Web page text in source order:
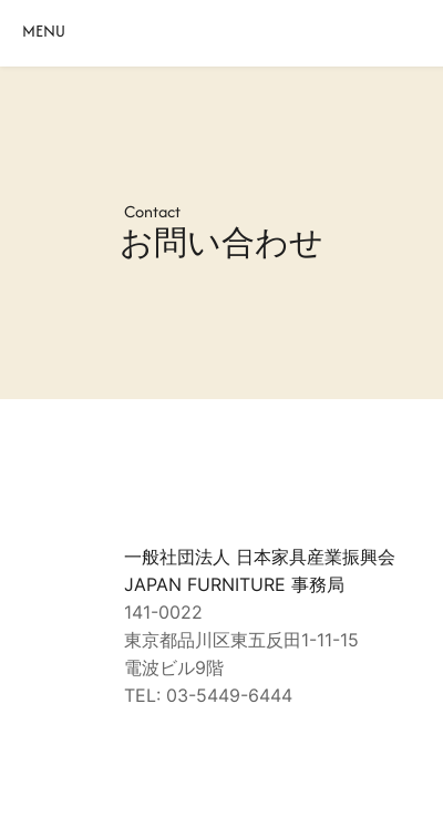
MENU
Contact
お問い合わせ
一般社団法人 日本家具産業振興会
JAPAN FURNITURE 事務局
141-0022
東京都品川区東五反田1-11-15
電波ビル9階
TEL: 03-5449-6444